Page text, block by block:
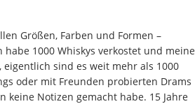
Größen, Farben und Formen –
1000 Whiskys verkostet und meine
sind es weit mehr als 1000
oder mit Freunden probierten Drams
Notizen gemacht habe. 15 Jahre